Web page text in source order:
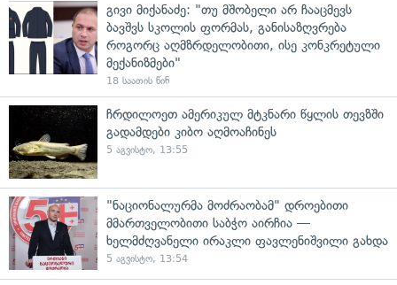
გივი მიქანაძე: "თუ მშობელი არ ჩააცმევს
ბავშვს სკოლის ფორმას, განისაზღვრება
როგორც აღმზრდელობითი, ისე კონკრეტული
მექანიზმები"
18 საათის წინ
ჩრდილოეთ ამერიკულ მტკნარი წყლის თევზში
გადამდები კიბო აღმოაჩინეს
5 აგვისტო, 13:55
"ნაციონალურმა მოძრაობამ" დროებითი
მმართველობითი საბჭო აირჩია —
ხელმძღვანელი ირაკლი ფავლენიშვილი გახდა
5 აგვისტო, 13:54